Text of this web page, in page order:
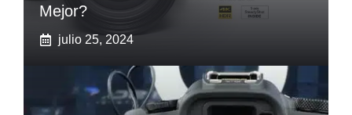
Mejor?
julio 25, 2024